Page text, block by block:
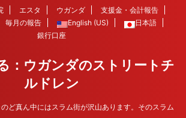
エスタ ウガンダ
支援金・会計報告
毎月の報告 English (US)
日本語
銀行口座
：ウガンダのストリートチ
ルドレン
ど真ん中にはスラム街が沢山あります。そのスラム